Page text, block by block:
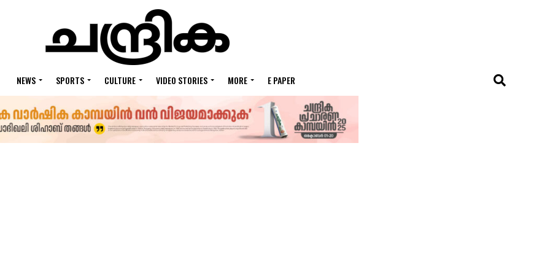
NEWS SPORTS CULTURE VIDEO STORIES MORE E PAPER